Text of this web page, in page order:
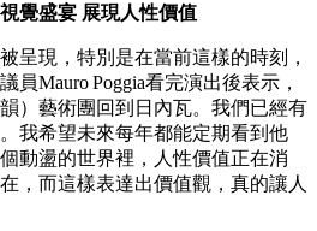
覺盛宴 展現人性價值
呈現，特別是在當前這樣的時刻，
員Mauro Poggia看完演出後表示，
）藝術團回到日內瓦。我們已經有
我希望未來每年都能定期看到他
動盪的世界裡，人性價值正在消
，而這樣表達出價值觀，真的讓人